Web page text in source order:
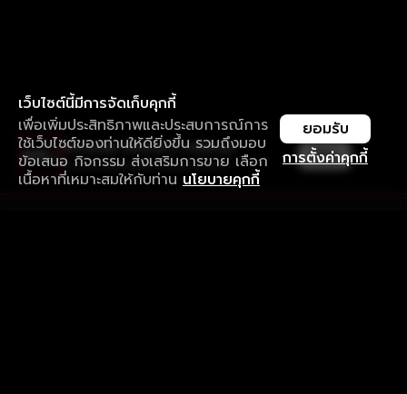
เว็บไซต์นี้มีการจัดเก็บคุกกี้
เพื่อเพิ่มประสิทธิภาพและประสบการณ์การ
ใช้เว็บไซต์ของท่านให้ดียิ่งขึ้น รวมถึงมอบ
ข้อเสนอ กิจกรรม ส่งเสริมการขาย เลือก
เนื้อหาที่เหมาะสมให้กับท่าน นโยบายคุกกี้
การตั้งค่าคุกกี้
ยอมรับ
ใช้งานแอป ลื่นไหลกว่า ไม่มีสะดุด
ดาวน์โหลดแอปเพื่อการรับชมที่ดีกว่า เปิด